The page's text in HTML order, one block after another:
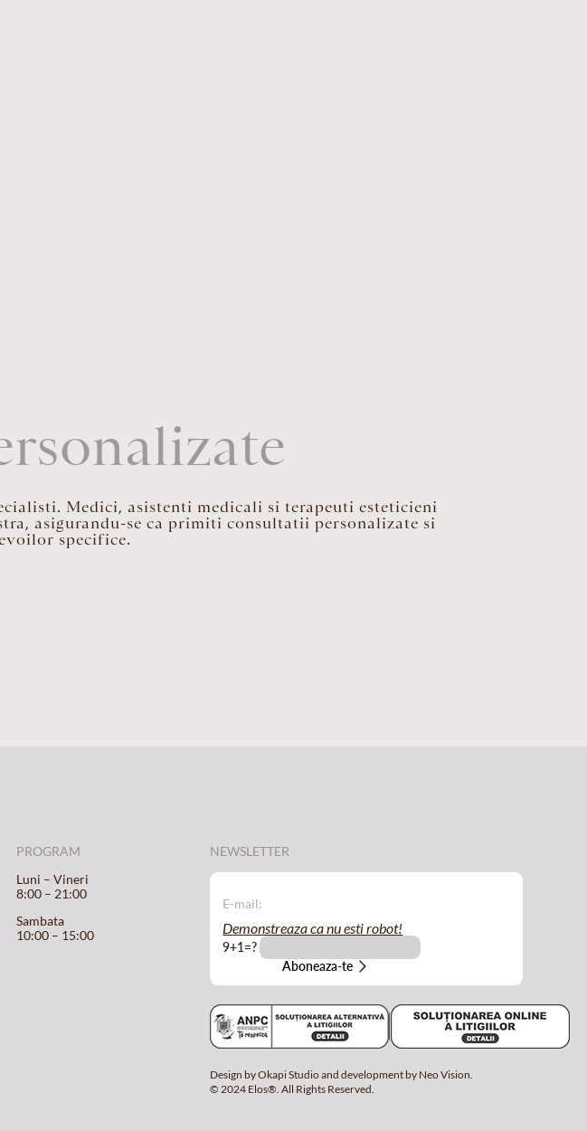
Medici, asistenti medicali si terapeuti esteticieni
asigurandu-se ca primiti consultatii personalizate si
specifice.
PROGRAM
Luni – Vineri
8:00 – 21:00
Sambata
10:00 – 15:00
NEWSLETTER
Demonstreaza ca nu esti robot!
9+1=?
Design by Okapi Studio and development by Neo Vision.
© 2024 Elos®. All Rights Reserved.